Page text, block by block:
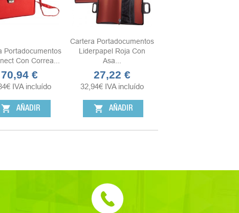
Portadocumentos
Con Correa...
Precio
70,94 €
€ IVA incluído
shopping_cart AÑADIR
Cartera Portadocumentos
Liderpapel Roja Con
Asa...
Precio
27,22 €
32,94€ IVA incluído
shopping_cart AÑADIR